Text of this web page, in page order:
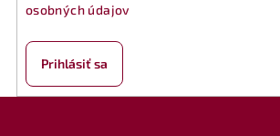
osobných údajov
Prihlásiť sa